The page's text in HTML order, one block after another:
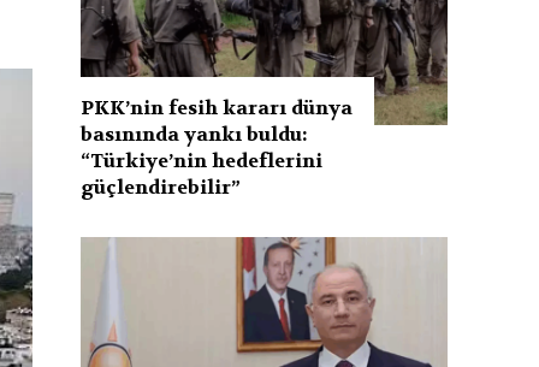
PKK’nin fesih kararı dünya
basınında yankı buldu:
“Türkiye’nin hedeflerini
güçlendirebilir”